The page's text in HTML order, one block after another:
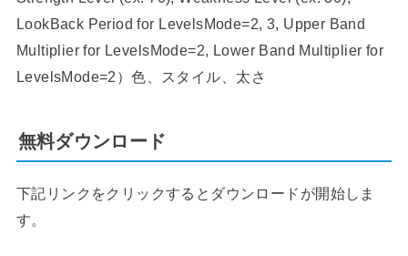
LookBack Period for LevelsMode=2, 3, Upper Band
Multiplier for LevelsMode=2, Lower Band Multiplier for
LevelsMode=2）色、スタイル、太さ
無料ダウンロード
下記リンクをクリックするとダウンロードが開始しま
す。